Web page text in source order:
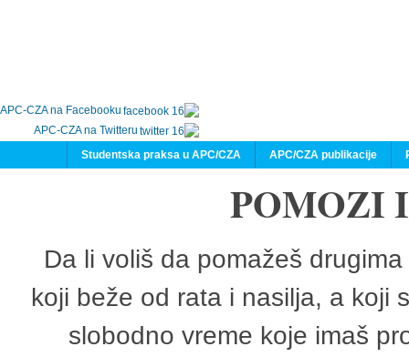
APC-CZA na Facebooku
APC-CZA na Twitteru
APC/CZA publikacije
Studentska praksa u APC/CZA
POMOZI
Da li voliš da pomažeš
koji beže od rata i nasilja, a koji
slobodno vreme koje imaš